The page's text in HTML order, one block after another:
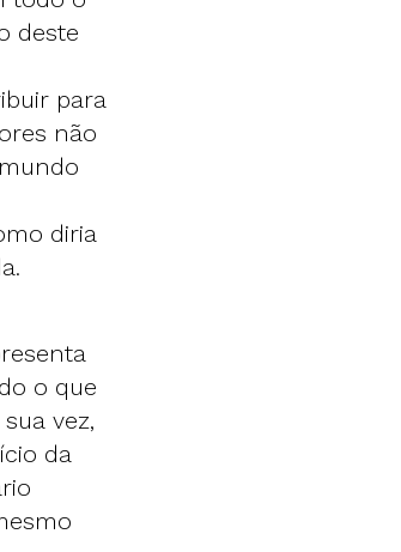
deste
para
não
diria
o que
vez,
da